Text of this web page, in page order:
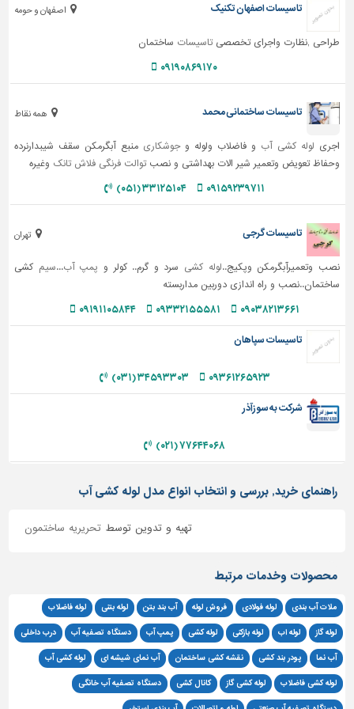
اصفهان و حومه تاسیسات اصفهان تکنیک
طراحی ,نظارت واجرای تخصصیتاسیسات ساختمان
۰۹۱۹۰۸۶۹۱۷۰
همه نقاط تاسیسات ساختمانی محمد
اجری لوله کشی آب و فاضلاب ولوله وجوشکاری منبع آبگرمکن سقف شیبدارنرده
وحفاظ تعویض وتعمیر شیر الات بهداشتی و نصبتوالت فرنگی فلاش تانک وغیره
۰۹۱۵۹۲۳۹۷۱۱ ۳۳۱۲۵۱۰۴ (۰۵۱)
تهران تاسیسات گرجی
نصب وتعمیرآبگرمکن وپکیج..لوله کشی سرد و گرم.. کولر و پمپ آب...سیم کشی
ساختمان..نصب و راه اندازی دوربین مداربسته
۰۹۰۳۸۲۱۳۶۶۱ ۰۹۳۳۲۱۵۵۵۸۱ ۰۹۱۹۱۱۰۵۸۴۴
تاسیسات سپاهان
۰۹۳۶۱۲۶۵۹۲۳ ۳۴۵۹۳۳۰۳ (۰۳۱)
شرکت به سوزآذر
۷۷۶۴۴۰۶۸ (۰۲۱)
راهنمای خرید, بررسی و انتخاب انواع مدل لوله کشی آب
تهیه و تدوین توسط تحریریه ساختمون
محصولات وخدمات مرتبط
ملات آب بندی لوله فولادی فروش لوله آب بند بتن لوله بتنی لوله فاضلاب
لوله گاز لوله اب لوله بازکنی لوله کشی پمپ آب دستگاه تصفیه آب درب داخلی
آب نما پودر بند کشی نقشه کشی ساختمان آب نمای شیشه ای لوله کشی آب
لوله کشی فاضلاب لوله کشی گاز کانال کشی دستگاه تصفیه آب خانگی